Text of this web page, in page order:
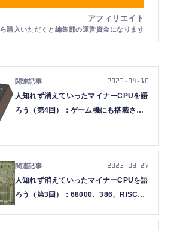
人知れず消えていったマイナーCPUを語
ろう（第4回）：ゲーム機にも搭載され
2023.04.10
人知れず消えていったマイナーCPUを語
ろう（第3回）：68000、386、RISC攻
リー（大原雄介）
2023.03.27